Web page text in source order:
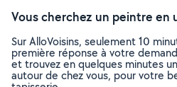
Vous cherchez un peintre en
Sur AlloVoisins, seulement 10
première réponse à votre
et trouvez en quelques minutes
autour de chez vous, pour votre